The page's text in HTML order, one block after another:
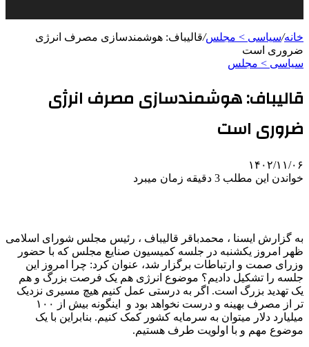
خانه/سیاسی > مجلس/قالیباف: هوشمندسازی مصرف انرژی
ضروری است
سیاسی > مجلس
قالیباف: هوشمندسازی مصرف انرژی
ضروری است
۱۴۰۲/۱۱/۰۶
خواندن این مطلب 3 دقیقه زمان میبرد
به گزارش ایسنا ، محمدباقر قالیباف ، رئیس مجلس شورای اسلامی
ظهر امروز یکشنبه در جلسه کمیسیون صنایع مجلس که با حضور
وزرای صمت و ارتباطات برگزار شد، عنوان کرد: چرا امروز این
جلسه را تشکیل دادیم؟ موضوع انرژی هم یک فرصت بزرگ و هم
یک تهدید بزرگ است. اگر به درستی عمل کنیم هیچ مسیری نزدیک
تر از مصرف بهینه و درست نخواهد بود و اینگونه بیش از ۱۰۰
میلیارد دلار میتوان به سرمایه کشور کمک کنیم. بنابراین با یک
موضوع مهم و با اولویت طرف هستیم.